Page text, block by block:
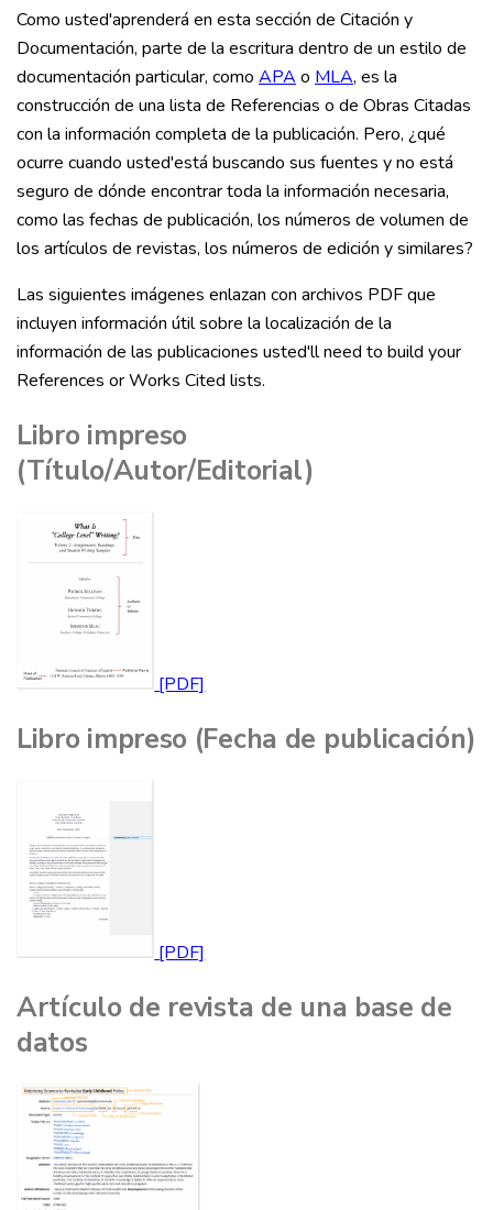
Como usted'aprenderá en esta sección de Citación y
Documentación, parte de la escritura dentro de un estilo de
documentación particular, como APA o MLA, es la
construcción de una lista de Referencias o de Obras Citadas
con la información completa de la publicación. Pero, ¿qué
ocurre cuando usted'está buscando sus fuentes y no está
seguro de dónde encontrar toda la información necesaria,
como las fechas de publicación, los números de volumen de
los artículos de revistas, los números de edición y similares?
Las siguientes imágenes enlazan con archivos PDF que
incluyen información útil sobre la localización de la
información de las publicaciones usted'll need to build your
References or Works Cited lists.
Libro impreso
(Título/Autor/Editorial)
Libro impreso (Fecha de publicación)
Artículo de revista de una base de
datos